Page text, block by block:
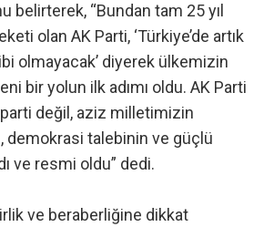
belirterek, “Bundan tam 25 yıl
olan AK Parti, ‘Türkiye’de artık
olmayacak’ diyerek ülkemizin
bir yolun ilk adımı oldu. AK Parti
değil, aziz milletimizin
demokrasi talebinin ve güçlü
ve resmi oldu” dedi.
ve beraberliğine dikkat